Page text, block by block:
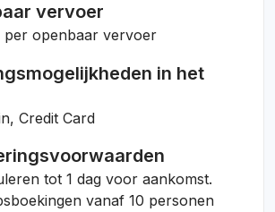
vervoer
per openbaar vervoer
in het
Credit Card
tot 1 dag voor aankomst.
vanaf 10 personen